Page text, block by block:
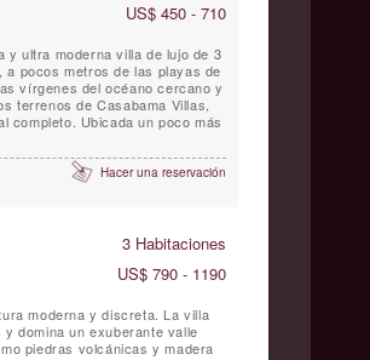
US$ 450 - 710
y ultra moderna villa de lujo de 3
a pocos metros de las playas de
vírgenes del océano cercano y
un poco más
Hacer una reservación
3 Habitaciones
US$ 790 - 1190
moderna y discreta. La villa
domina un exuberante valle
piedras volcánicas y madera